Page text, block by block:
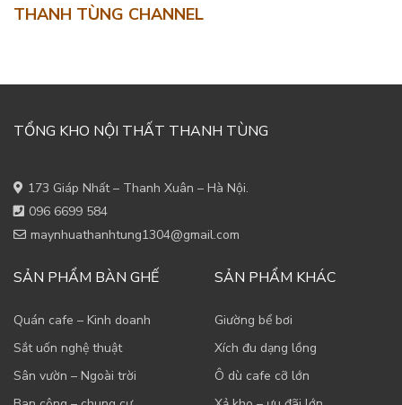
THANH TÙNG CHANNEL
TỔNG KHO NỘI THẤT THANH TÙNG
173 Giáp Nhất – Thanh Xuân – Hà Nội.
096 6699 584
maynhuathanhtung1304@gmail.com
SẢN PHẨM BÀN GHẾ
Quán cafe – Kinh doanh
Sắt uốn nghệ thuật
Sân vườn – Ngoài trời
SẢN PHẨM KHÁC
Giường bể bơi
Xích đu dạng lồng
Ô dù cafe cỡ lớn